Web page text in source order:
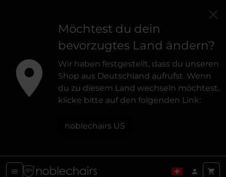
Möchtest du dein
bevorzugtes Land ändern?
Wir haben festgestellt, dass du unseren
Shop aus Deutschland aufrufst. Wenn
du zu diesem Land wechseln möchtest,
klicke bitte auf den folgenden Link:
noblechairs US